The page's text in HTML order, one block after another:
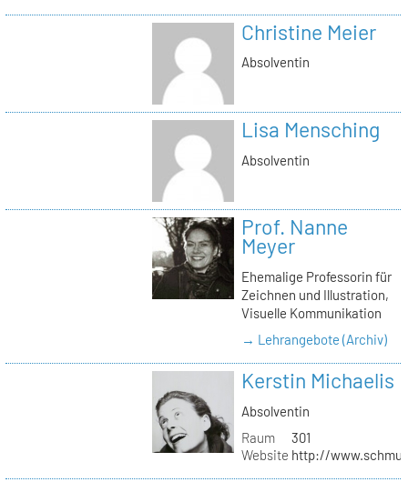
Christine Meier
Absolventin
Lisa Mensching
Absolventin
Prof. Nanne
Meyer
Ehemalige Professorin für
Zeichnen und Illustration,
Visuelle Kommunikation
→ Lehrangebote (Archiv)
Kerstin Michaelis
Absolventin
Raum
301
Website http://